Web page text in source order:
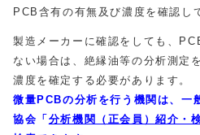
PCB含有の有無及び濃度を確認し
製造メーカーに確認をしても、
ない場合は、絶縁油等の分析測定
濃度を確定する必要があります。
微量PCBの分析を行う機関は、一
協会「 分析機関（正会員）紹介・